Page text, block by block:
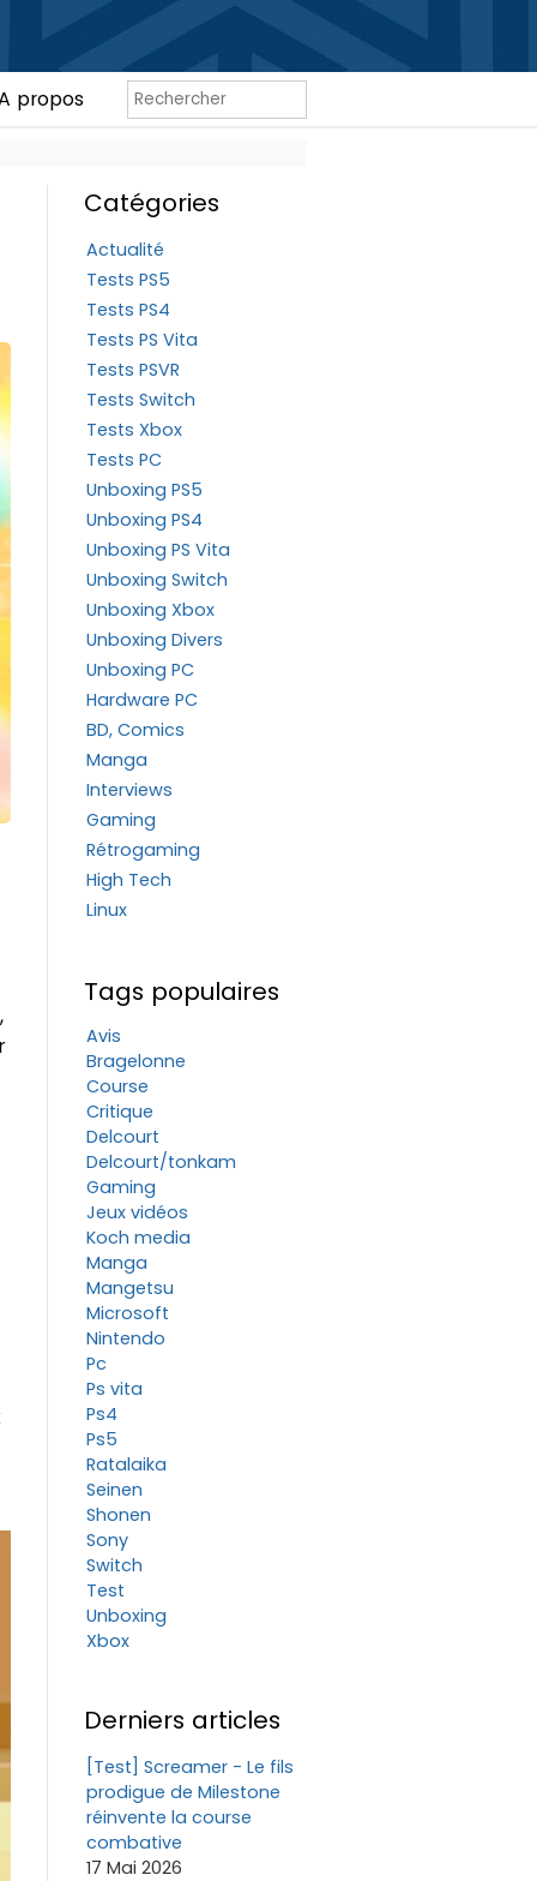
propos
Catégories
Actualité
Tests PS5
Tests PS4
Tests PS Vita
Tests PSVR
Tests Switch
Tests Xbox
Tests PC
Unboxing PS5
Unboxing PS4
Unboxing PS Vita
Unboxing Switch
Unboxing Xbox
Unboxing Divers
Unboxing PC
Hardware PC
BD, Comics
Manga
Interviews
Gaming
Rétrogaming
High Tech
Linux
Tags populaires
Avis
Bragelonne
Course
Critique
Delcourt
Delcourt/tonkam
Gaming
Jeux vidéos
Koch media
Manga
Mangetsu
Microsoft
Nintendo
Pc
Ps vita
Ps4
Ps5
Ratalaika
Seinen
Shonen
Sony
Switch
Test
Unboxing
Xbox
Derniers articles
[Test] Screamer - Le fils
prodigue de Milestone
réinvente la course
combative
17 Mai 2026